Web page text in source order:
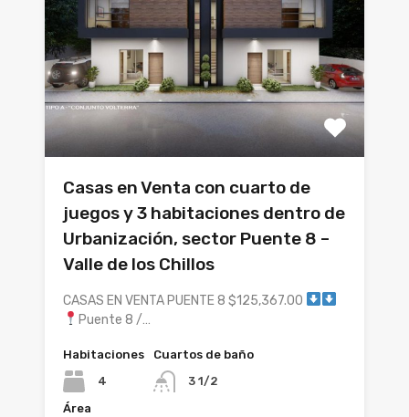
Casas en Venta con cuarto de
juegos y 3 habitaciones dentro de
Urbanización, sector Puente 8 –
Valle de los Chillos
CASAS EN VENTA PUENTE 8 $125,367.00
Puente 8 /…
Habitaciones
4
Cuartos de baño
3 1/2
Área